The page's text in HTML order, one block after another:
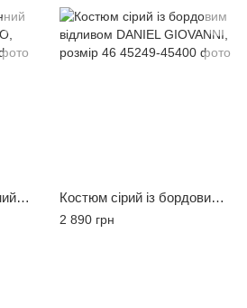
Костюм синій однотонний гладкий трійка CARDOZO, розмір 54 Костюм сірий із бордовим відливом DANIEL GIOVANNI, розмір 46
2 890 грн